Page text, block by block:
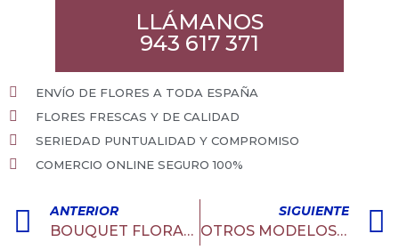
LLÁMANOS
943 617 371
ENVÍO DE FLORES A TODA ESPAÑA
FLORES FRESCAS Y DE CALIDAD
SERIEDAD PUNTUALIDAD Y COMPROMISO
COMERCIO ONLINE SEGURO 100%
ANTERIOR
BOUQUET FLORAL 6
SIGUIENTE
OTROS MODELOS JOYEROS